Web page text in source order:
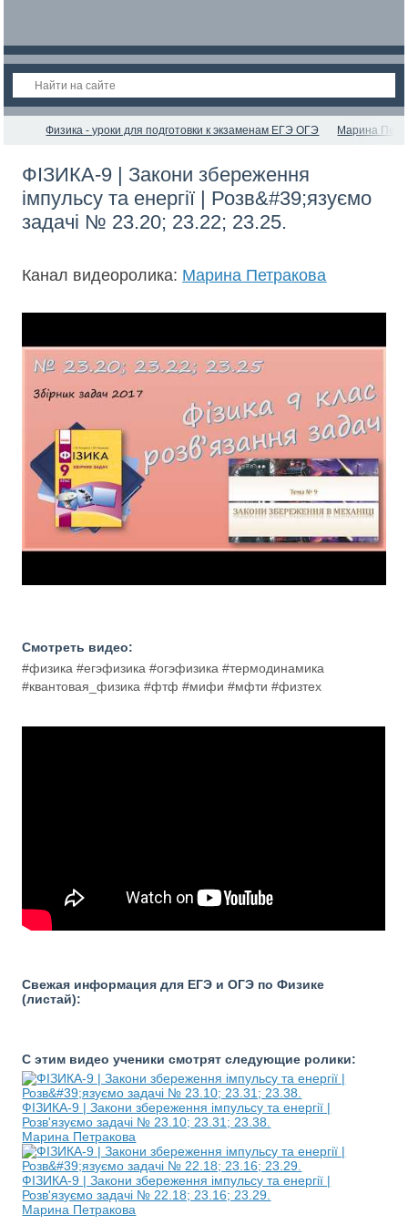
Физика - уроки для подготовки к экзаменам ЕГЭ ОГЭ Марина
ФІЗИКА-9 | Закони збереження
імпульсу та енергії | Розв&#39;язуємо
задачі № 23.20; 23.22; 23.25.
Канал видеоролика: Марина Петракова
Смотреть видео:
#физика #егэфизика #огэфизика #термодинамика
#квантовая_физика #фтф #мифи #мфти #физтех
Свежая информация для ЕГЭ и ОГЭ по Физике
(листай):
С этим видео ученики смотрят следующие ролики:
ФІЗИКА-9 | Закони збереження імпульсу та енергії |
Розв'язуємо задачі № 23.10; 23.31; 23.38.
Марина Петракова
ФІЗИКА-9 | Закони збереження імпульсу та енергії |
Розв'язуємо задачі № 22.18; 23.16; 23.29.
Марина Петракова